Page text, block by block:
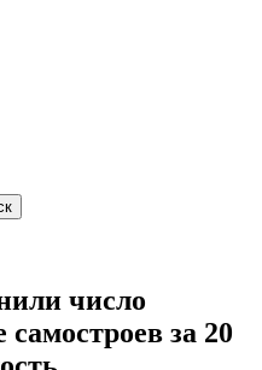
число
за 20